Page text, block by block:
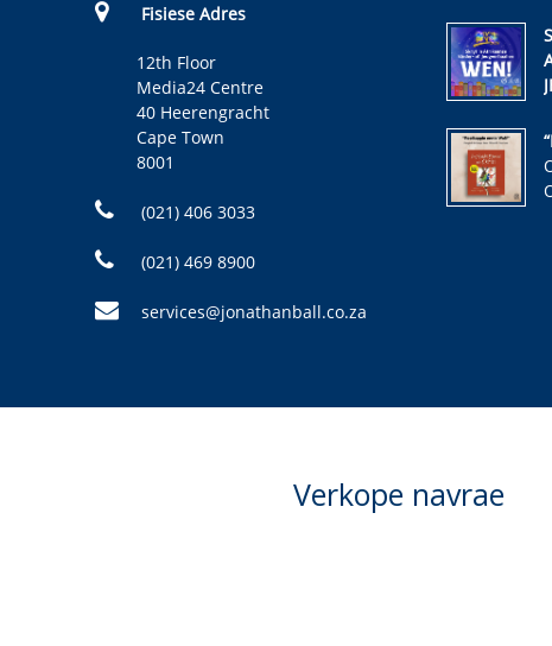
Fisiese Adres
12th Floor
Media24 Centre
40 Heerengracht
Cape Town
8001
(021) 406 3033
(021) 469 8900
services@jonathanball.co.za
Verkope navrae